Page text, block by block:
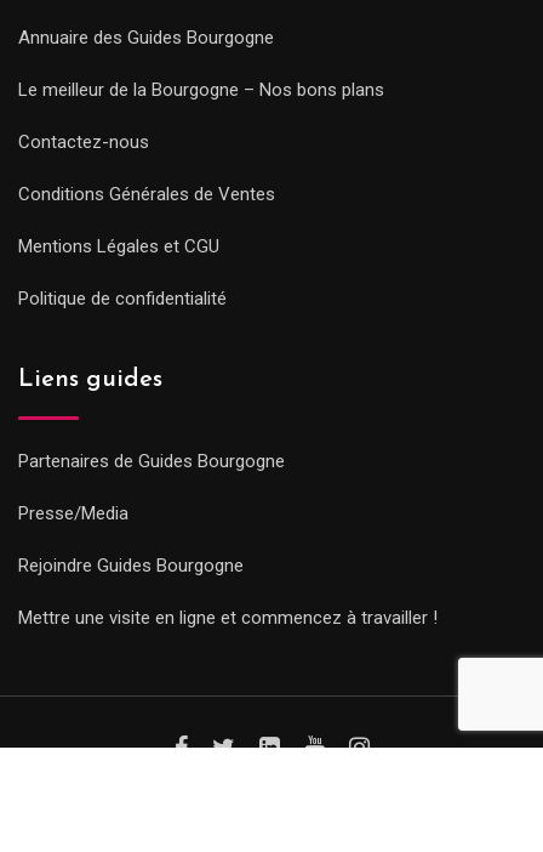
Annuaire des Guides Bourgogne
Le meilleur de la Bourgogne – Nos bons plans
Contactez-nous
Conditions Générales de Ventes
Mentions Légales et CGU
Politique de confidentialité
Liens guides
Partenaires de Guides Bourgogne
Presse/Media
Rejoindre Guides Bourgogne
Mettre une visite en ligne et commencez à travailler !